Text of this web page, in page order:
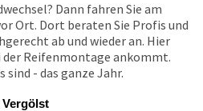
Dann fahren Sie am
Ort. Dort beraten Sie Profis und
ab und wieder an. Hier
der Reifenmontage ankommt.
sind - das ganze Jahr.